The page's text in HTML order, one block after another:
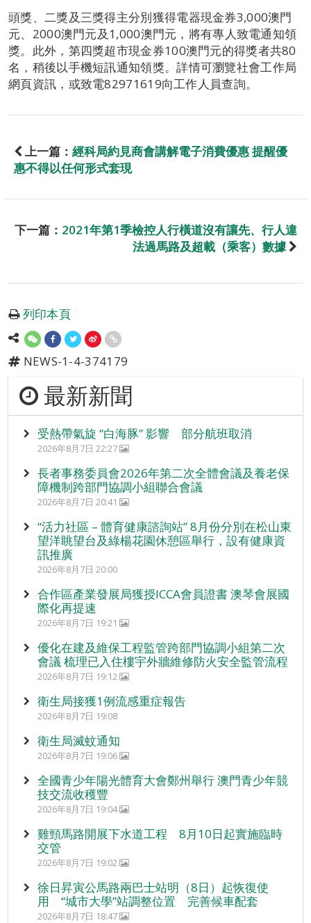
頭獎、二獎及三獎得主分別獲得電器現金券3,000澳門
元、2000澳門元及1,000澳門元，將有專人致電通知領
獎。此外，第四獎超市現金券100澳門元的得獎者共80
名，稍後以手機短訊通知領獎。詳情可瀏覽社會工作局
網頁資訊，或致電82971619向工作人員查詢。
上一篇： 經科局約見商會講解電子消費優惠 提醒優
惠不得以任何形式套現
下一篇： 2021年第1季檢控人行橫道沒有讓先、行人違
法過馬路及超載（乘客）數據
列印本頁
NEWS-1-4-374179
最新新聞
受熱帶氣旋 “白海豚” 影響 部分航班取消
2026年8月7日 22:27
長者事務委員會2026年第二次全體會議及養老保
障機制跨部門協調小組聯合會議
2026年8月7日 20:41
“活力社區 – 體育健康諮詢站” 8月份分別在松山東
望洋眺望台及綠楊花園休憩區舉行，設有健康資
訊推廣
2026年8月7日 20:00
合作區產業發展局獲授ICCA會員證書 澳琴會展國
際化再提速
2026年8月7日 19:21
優化在建及維保工程監管跨部門協調小組第二次
會議 梳理已入住樓宇外牆維修防火安全監管流程
2026年8月7日 19:12
衛生局接獲1例流感重症報告
2026年8月7日 19:08
衛生局滅蚊通知
2026年8月7日 19:06
全國青少年陽光體育大會鄭州舉行 澳門青少年競
技交流收穫豐
2026年8月7日 19:04
雞頸馬路開展下水道工程 8月10日起實施臨時
交管
2026年8月7日 19:02
徐日昇寅公馬路兩巴士站明（8日）起恢復使
用 “城市大學”站調整位置 完善候車配套
2026年8月7日 18:47